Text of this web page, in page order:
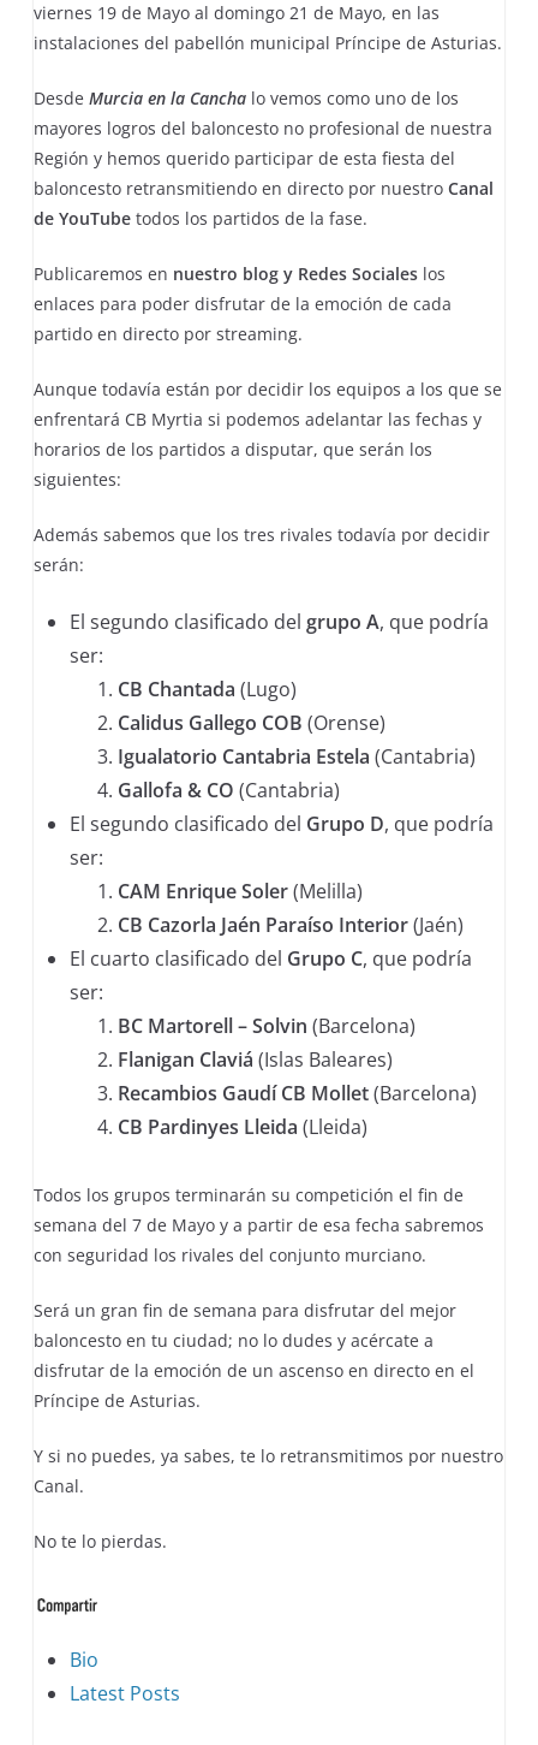
viernes 19 de Mayo al domingo 21 de Mayo, en las
instalaciones del pabellón municipal Príncipe de Asturias.
DesdeMurcia en la Cancha lo vemos como uno de los
mayores logros del baloncesto no profesional de nuestra
Región y hemos querido participar de esta fiesta del
baloncesto retransmitiendo en directo por nuestroCanal
de YouTube todos los partidos de la fase.
Publicaremos en nuestro blog y Redes Sociales los
enlaces para poder disfrutar de la emoción de cada
partido en directo por streaming.
Aunque todavía están por decidir los equipos a los que se
enfrentará CB Myrtia si podemos adelantar las fechas y
horarios de los partidos a disputar, que serán los
siguientes:
Además sabemos que los tres rivales todavía por decidir
serán:
El segundo clasificado delgrupo A, que podría
ser:
CB Chantada (Lugo)
Calidus Gallego COB (Orense)
Igualatorio Cantabria Estela (Cantabria)
Gallofa & CO (Cantabria)
El segundo clasificado del Grupo D, que podría
ser:
CAM Enrique Soler(Melilla)
CB Cazorla Jaén Paraíso Interior(Jaén)
El cuarto clasificado del Grupo C, que podría
ser:
BC Martorell – Solvin (Barcelona)
Flanigan Claviá (Islas Baleares)
Recambios Gaudí CB Mollet(Barcelona)
CB Pardinyes Lleida(Lleida)
Todos los grupos terminarán su competición el fin de
semana del 7 de Mayo y a partir de esa fecha sabremos
con seguridad los rivales del conjunto murciano.
Será un gran fin de semana para disfrutar del mejor
baloncesto en tu ciudad; no lo dudes y acércate a
disfrutar de la emoción de un ascenso en directo en el
Príncipe de Asturias.
Y si no puedes, ya sabes, te lo retransmitimos por nuestro
Canal.
No te lo pierdas.
The
following
Bio
Latest Posts